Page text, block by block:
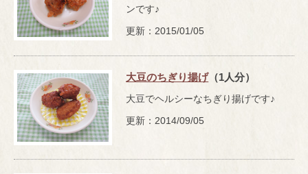
ンです♪
更新：2015/01/05
大豆のちぎり揚げ（1人分）
大豆でヘルシーなちぎり揚げです♪
更新：2014/09/05